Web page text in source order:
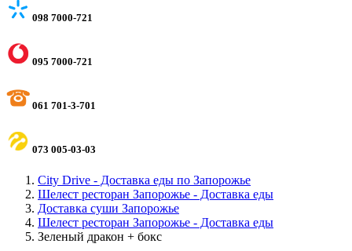
098 7000-721
095 7000-721
061 701-3-701
073 005-03-03
City Drive - Доставка еды по Запорожье
Шелест ресторан Запорожье - Доставка еды
Доставка суши Запорожье
Шелест ресторан Запорожье - Доставка еды
Зеленый дракон + бокс